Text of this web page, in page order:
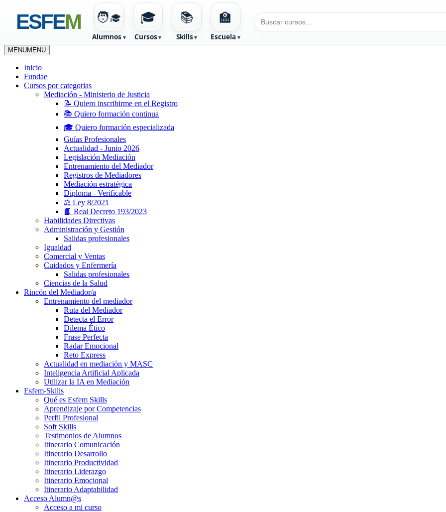
ESFEM 🧑‍🎓
Alumnos
🎓
Cursos
📚
Skills
🏫
Escuela
contenido
MENUMENU
Inicio
Fundae
Cursos por categorias
Mediación - Ministerio de Justicia
📝 Quiero inscribirme en el Registro
📚 Quiero formación continua
🎓 Quiero formación especializada
Guías Profesionales
Actualidad - Junio 2026
Legislación Mediación
Entrenamiento del Mediador
Registros de Mediadores
Mediación estratégica
Diploma - Verificable
⚖️ Ley 8/2021
📘 Real Decreto 193/2023
Habilidades Directivas
Administración y Gestión
Salidas profesionales
Igualdad
Comercial y Ventas
Cuidados y Enfermería
Salidas profesionales
Ciencias de la Salud
Rincón del Mediador/a
Entrenamiento del mediador
Ruta del Mediador
Detecta el Error
Dilema Ético
Frase Perfecta
Radar Emocional
Reto Express
Actualidad en mediación y MASC
Inteligencia Artificial Aplicada
Utilizar la IA en Mediación
Esfem-Skills
Qué es Esfem Skills
Aprendizaje por Competencias
Perfil Profesional
Soft Skills
Testimonios de Alumnos
Itinerario Comunicación
Itinerario Desarrollo
Itinerario Productividad
Itinerario Liderazgo
Itinerario Emocional
Itinerario Adaptabilidad
Acceso Alumn@s
Acceso a mi curso